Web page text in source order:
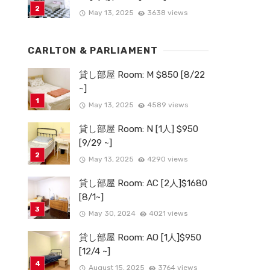
May 13, 2025 3638 views
CARLTON & PARLIAMENT
貸し部屋 Room: M $850 [8/22
~]
May 13, 2025 4589 views
貸し部屋 Room: N [1人] $950
[9/29 ~]
May 13, 2025 4290 views
貸し部屋 Room: AC [2人]$1680
[8/1~]
May 30, 2024 4021 views
貸し部屋 Room: AO [1人]$950
[12/4 ~]
August 15, 2025 3764 views